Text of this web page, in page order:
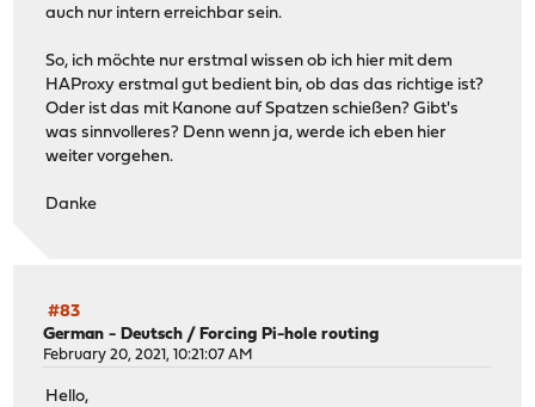
auch nur intern erreichbar sein.
So, ich möchte nur erstmal wissen ob ich hier mit dem
HAProxy erstmal gut bedient bin, ob das das richtige ist?
Oder ist das mit Kanone auf Spatzen schießen? Gibt's
was sinnvolleres? Denn wenn ja, werde ich eben hier
weiter vorgehen.
Danke
#83
German - Deutsch /Forcing Pi-hole routing
February 20, 2021, 10:21:07 AM
Hello,